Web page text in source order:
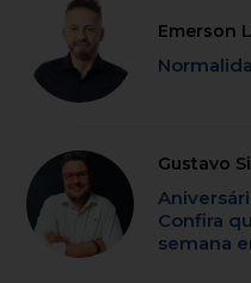
Emerson
Gustavo
Confira
semana